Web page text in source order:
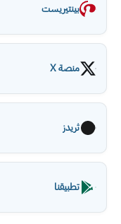
بينتيريست
منصة X
ثريدز
تطبيقنا